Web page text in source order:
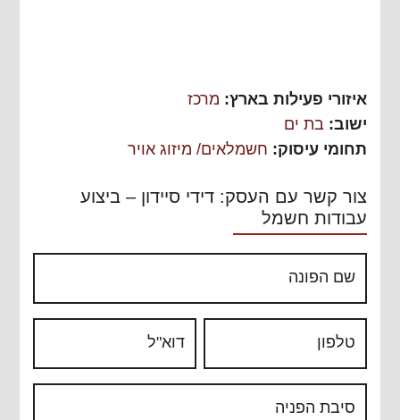
איזורי פעילות בארץ: מרכז
ישוב: בת ים
תחומי עיסוק: חשמלאים/ מיזוג אויר
צור קשר עם העסק: דידי סיידון – ביצוע
עבודות חשמל
שם הפונה
טלפון דוא"ל
סיבת הפניה